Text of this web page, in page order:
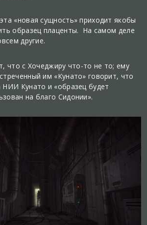
«новая сущность» приходит якобы
образец плаценты. На самом деле
другие.
что с Хочеджиру что-то не то; ему
им «Кунато» говорит, что
НИИ Кунато и «образец будет
на благо Сидонии».